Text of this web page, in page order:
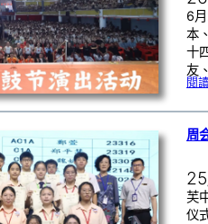
6
本
十
友
閱
周
芙
仪